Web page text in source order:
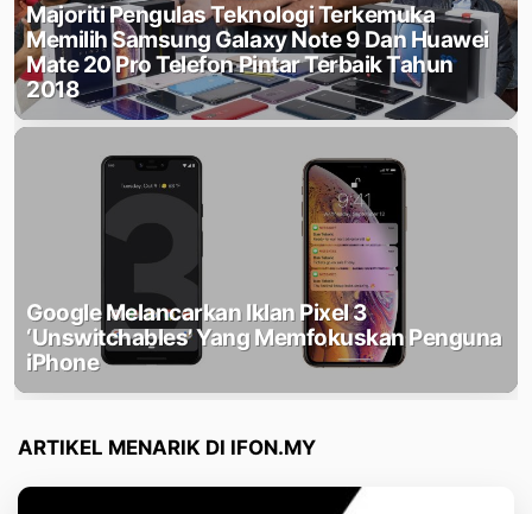
Majoriti Pengulas Teknologi Terkemuka
Memilih Samsung Galaxy Note 9 Dan Huawei
Mate 20 Pro Telefon Pintar Terbaik Tahun
2018
Google Melancarkan Iklan Pixel 3
‘Unswitchables’ Yang Memfokuskan Penguna
iPhone
ARTIKEL MENARIK DI IFON.MY